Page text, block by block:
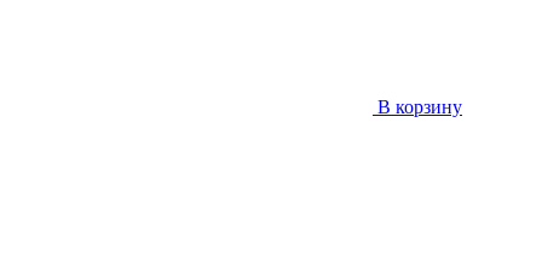
В корзину